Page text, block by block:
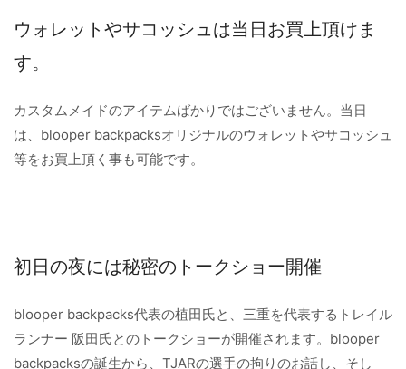
ウォレットやサコッシュは当日お買上頂けま
す。
カスタムメイドのアイテムばかりではございません。当日
は、blooper backpacksオリジナルのウォレットやサコッシュ
等をお買上頂く事も可能です。
初日の夜には秘密のトークショー開催
blooper backpacks代表の植田氏と、三重を代表するトレイル
ランナー 阪田氏とのトークショーが開催されます。blooper
backpacksの誕生から、TJARの選手の拘りのお話し、そし